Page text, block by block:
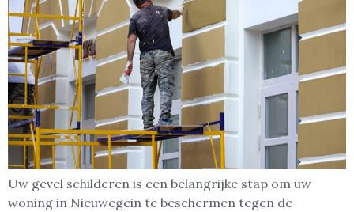
Uw gevel schilderen is een belangrijke stap om uw
woning in Nieuwegein te beschermen tegen de